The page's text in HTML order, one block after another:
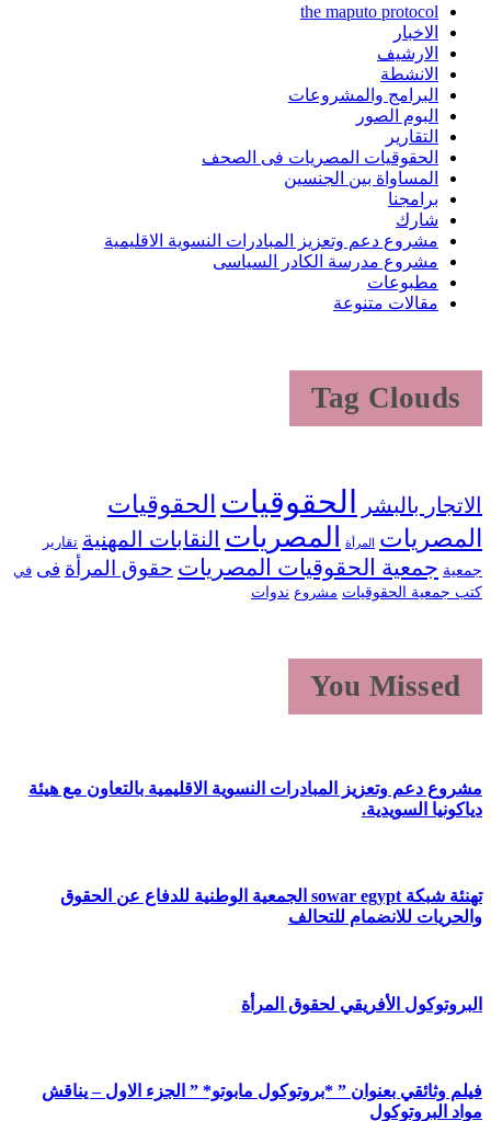
the maputo protocol
الاخبار
الارشيف
الانشطة
البرامج والمشروعات
البوم الصور
التقارير
الحقوقيات المصريات فى الصحف
المساواة بين الجنسين
برامجنا
شارك
مشروع دعم وتعزيز المبادرات النسوية الاقليمية
مشروع مدرسة الكادر السياسى
مطبوعات
مقالات متنوعة
Tag Clouds
الاتجار بالبشر الحقوقيات الحقوقيات
المصريات
المرأة المصريات النقابات المهنية تقارير
جمعية جمعية الحقوقيات المصريات حقوق المرأة فى في
كتب جمعية الحقوقيات مشروع ندوات
You Missed
مشروع دعم وتعزيز المبادرات النسوية الاقليمية بالتعاون مع هيئة
دياكونيا السويدية.
تهنئة شبكة sowar egypt الجمعية الوطنية للدفاع عن الحقوق
والحريات للانضمام للتحالف
البروتوكول الأفريقي لحقوق المرأة
فيلم وثائقي بعنوان ” *بروتوكول مابوتو* ” الجزء الاول – يناقش
مواد البروتوكول